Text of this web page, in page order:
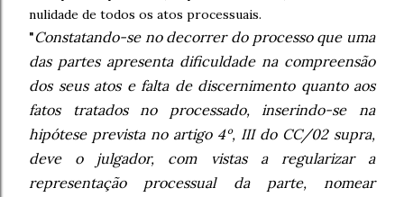
nulidade de todos os atos processuais.
"Constatando-se no decorrer do processo que uma
das partes apresenta dificuldade na compreensão
dos seus atos e falta de discernimento quanto aos
fatos tratados no processado, inserindo-se na
hipótese prevista no artigo 4º, III do CC/02 supra,
deve o julgador, com vistas a regularizar a
representação processual da parte, nomear